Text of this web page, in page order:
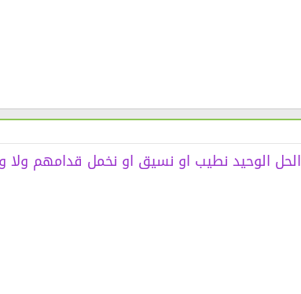
الحل الوحيد نطيب او نسيق او نخمل قدامهم